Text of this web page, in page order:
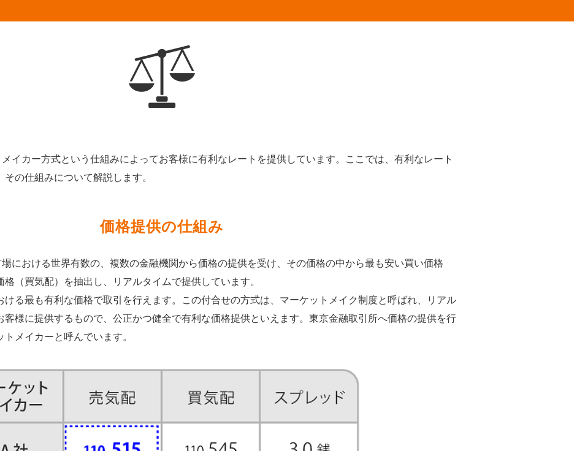
イカー方式という仕組みによってお客様に有利なレートを提供しています。ここでは、有利なレート
の仕組みについて解説します。
価格提供の仕組み
における世界有数の、複数の金融機関から価格の提供を受け、その価格の中から最も安い買い価格
格（買気配）を抽出し、リアルタイムで提供しています。
ける最も有利な価格で取引を行えます。この付合せの方式は、マーケットメイク制度と呼ばれ、リアル
客様に提供するもので、公正かつ健全で有利な価格提供といえます。東京金融取引所へ価格の提供を行
メイカーと呼んでいます。